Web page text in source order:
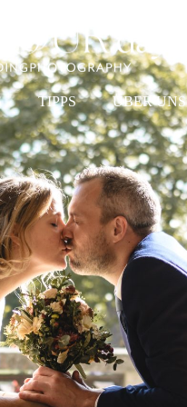
TIPPS ÜBER UNS